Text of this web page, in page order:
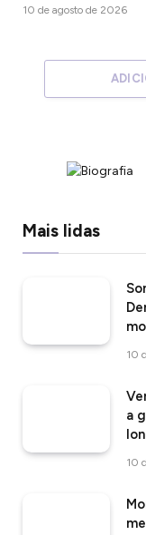
10 de agosto de 2026
Mais lidas
10
a
10